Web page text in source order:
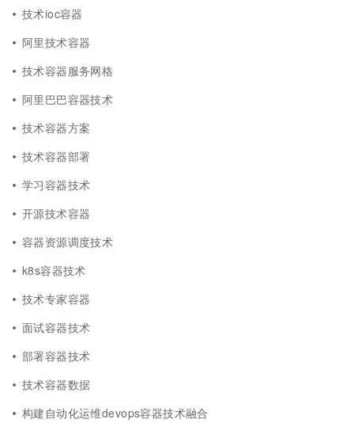
技术ioc容器
阿里技术容器
技术容器服务网格
阿里巴巴容器技术
技术容器方案
技术容器部署
学习容器技术
开源技术容器
容器资源调度技术
k8s容器技术
技术专家容器
面试容器技术
部署容器技术
技术容器数据
构建自动化运维devops容器技术融合